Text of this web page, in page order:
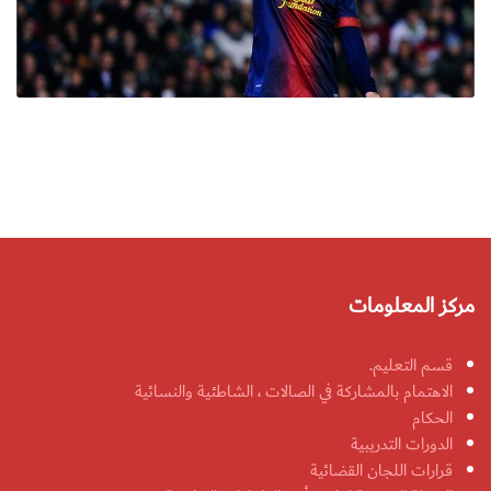
مركز المعلومات
قسم التعليم.
الاهتمام بالمشاركة في الصالات ، الشاطئية والنسائية
الحكام
الدورات التدريبية
قرارات اللجان القضائية